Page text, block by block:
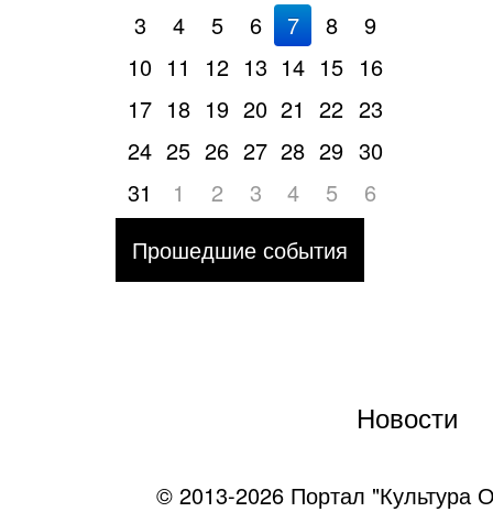
3
4 5 6 7 8
9
10 11 12 13 14 15 16
17 18 19 20 21 22 23
24 25 26 27 28 29 30
31
1 2 3 4 5
6
Прошедшие события
Новости
© 2013-2026 Портал "Культура